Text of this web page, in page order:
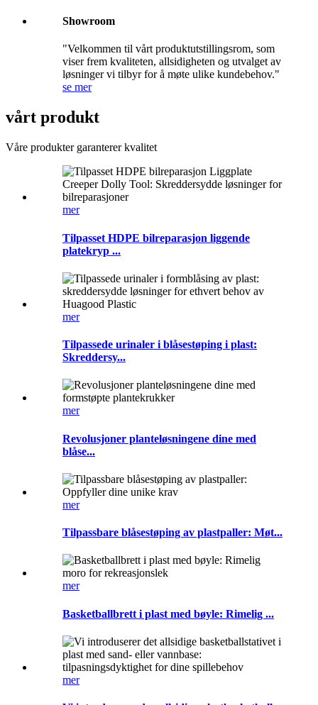
Showroom
"Velkommen til vårt produktutstillingsrom, som
viser frem kvaliteten, allsidigheten og utvalget av
løsninger vi tilbyr for å møte ulike kundebehov."
se mer
vårt produkt
Våre produkter garanterer kvalitet
mer
Tilpasset HDPE bilreparasjon liggende
platekryp ...
mer
Tilpassede urinaler i blåsestøping i plast:
Skreddersy...
mer
Revolusjoner planteløsningene dine med
blåse...
mer
Tilpassbare blåsestøping av plastpaller: Møt...
mer
Basketballbrett i plast med bøyle: Rimelig ...
mer